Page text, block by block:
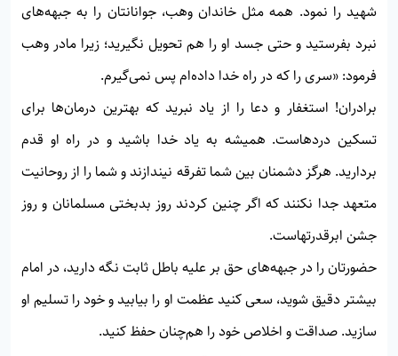
شهيد را نمود. همه مثل خاندان وهب، جوانانتان را به جبهه‌های
نبرد بفرستيد و حتی جسد او را هم تحويل نگيريد؛ زيرا مادر وهب
فرمود: «سری را كه در راه خدا داده‌ام پس نمی‌گيرم.
برادران! استغفار و دعا را از ياد نبريد كه بهترين درمان‌ها برای
تسكين دردهاست. هميشه به ياد خدا باشيد و در راه او قدم
برداريد. هرگز دشمنان بين شما تفرقه نيندازند و شما را از روحانيت
متعهد جدا نكنند كه اگر چنين كردند روز بدبختی مسلمانان و روز
جشن ابرقدرتهاست.
حضورتان را در جبهه‌های حق بر عليه باطل ثابت نگه داريد، در امام
بيشتر دقيق شويد، سعی كنيد عظمت او را بيابيد و خود را تسليم او
سازيد. صداقت و اخلاص خود را هم‌چنان حفظ كنيد.